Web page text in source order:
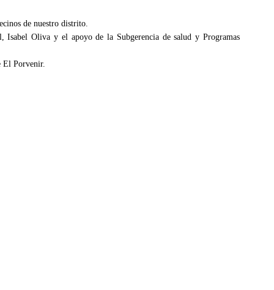
de nuestro distrito.
Isabel Oliva y el apoyo de la Subgerencia de salud y Programas
El Porvenir.